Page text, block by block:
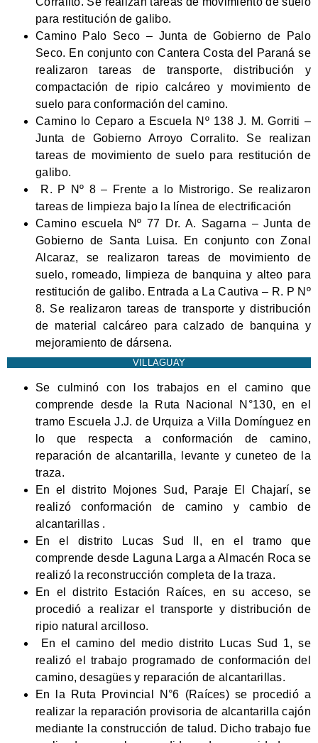
para restitución de galibo.
Camino Palo Seco – Junta de Gobierno de Palo
Seco. En conjunto con Cantera Costa del Paraná se
realizaron tareas de transporte, distribución y
compactación de ripio calcáreo y movimiento de
suelo para conformación del camino.
Camino lo Ceparo a Escuela Nº 138 J. M. Gorriti –
Junta de Gobierno Arroyo Corralito. Se realizan
tareas de movimiento de suelo para restitución de
galibo.
R. P Nº 8 – Frente a lo Mistrorigo. Se realizaron
tareas de limpieza bajo la línea de electrificación
Camino escuela Nº 77 Dr. A. Sagarna – Junta de
Gobierno de Santa Luisa. En conjunto con Zonal
Alcaraz, se realizaron tareas de movimiento de
suelo, romeado, limpieza de banquina y alteo para
restitución de galibo. Entrada a La Cautiva – R. P Nº
8. Se realizaron tareas de transporte y distribución
de material calcáreo para calzado de banquina y
mejoramiento de dársena.
VILLAGUAY
Se culminó con los trabajos en el camino que
comprende desde la Ruta Nacional N°130, en el
tramo Escuela J.J. de Urquiza a Villa Domínguez en
lo que respecta a conformación de camino,
reparación de alcantarilla, levante y cuneteo de la
traza.
En el distrito Mojones Sud, Paraje El Chajarí, se
realizó conformación de camino y cambio de
alcantarillas .
En el distrito Lucas Sud II, en el tramo que
comprende desde Laguna Larga a Almacén Roca se
realizó la reconstrucción completa de la traza.
En el distrito Estación Raíces, en su acceso, se
procedió a realizar el transporte y distribución de
ripio natural arcilloso.
En el camino del medio distrito Lucas Sud 1, se
realizó el trabajo programado de conformación del
camino, desagües y reparación de alcantarillas.
En la Ruta Provincial N°6 (Raíces) se procedió a
realizar la reparación provisoria de alcantarilla cajón
mediante la construcción de talud. Dicho trabajo fue